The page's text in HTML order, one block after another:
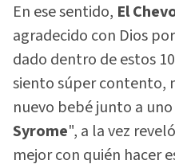
En ese sentido, El
agradecido con Dios
dado dentro de estos
siento súper contento,
nuevo bebé junto a
Syrome", a la vez
mejor con quién hacer